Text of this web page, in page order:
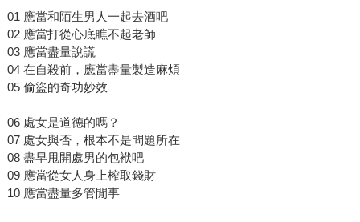
01 應當和陌生男人一起去酒吧
02 應當打從心底瞧不起老師
03 應當盡量說謊
04 在自殺前，應當盡量製造麻煩
05 偷盜的奇功妙效
06 處女是道德的嗎？
07 處女與否，根本不是問題所在
08 盡早甩開處男的包袱吧
09 應當從女人身上榨取錢財
10 應當盡量多管閒事